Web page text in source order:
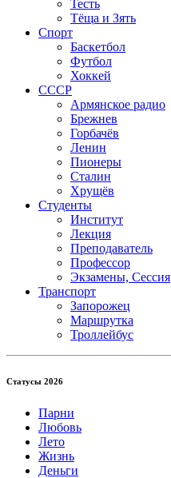
Тесть
Тёща и Зять
Спорт
Баскетбол
Футбол
Хоккей
СССР
Армянское радио
Брежнев
Горбачёв
Ленин
Пионеры
Сталин
Хрущёв
Студенты
Институт
Лекция
Преподаватель
Профессор
Экзамены, Сессия
Транспорт
Запорожец
Маршрутка
Троллейбус
Статуcы 2026
Парни
Любовь
Лето
Жизнь
Деньги